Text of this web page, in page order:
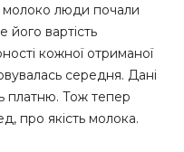
молоко люди почали
вартість
кожної отриманої
середня. Дані
платню. Тож тепер
про якість молока.